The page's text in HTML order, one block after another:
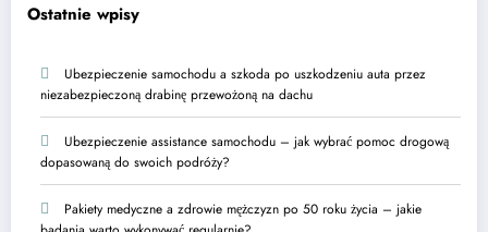
Ostatnie wpisy
Ubezpieczenie samochodu a szkoda po uszkodzeniu auta przez
niezabezpieczoną drabinę przewożoną na dachu
Ubezpieczenie assistance samochodu – jak wybrać pomoc drogową
dopasowaną do swoich podróży?
Pakiety medyczne a zdrowie mężczyzn po 50 roku życia – jakie